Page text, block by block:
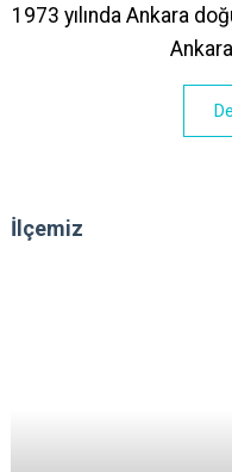
1973 yılında Ankara
İlçemiz